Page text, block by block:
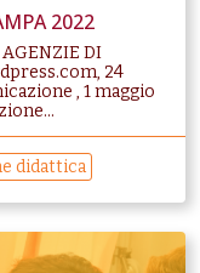
2022
DI
24
, 1 maggio
didattica